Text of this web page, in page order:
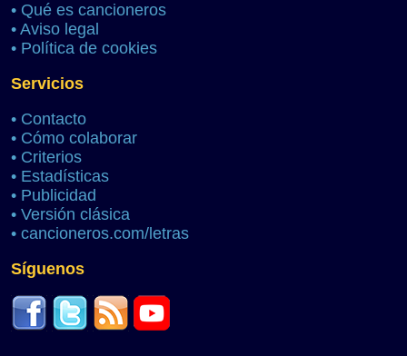
• Qué es cancioneros
• Aviso legal
• Política de cookies
Servicios
• Contacto
• Cómo colaborar
• Criterios
• Estadísticas
• Publicidad
• Versión clásica
• cancioneros.com/letras
Síguenos